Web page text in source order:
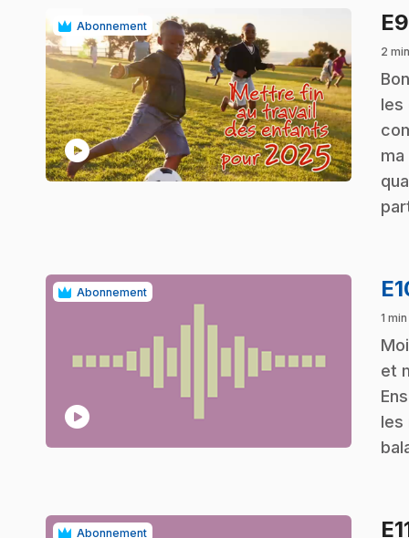
Abonnement
play_circle
E9
2
.
les
Abonnement
play_circle
1
.
et
les
Abonnement